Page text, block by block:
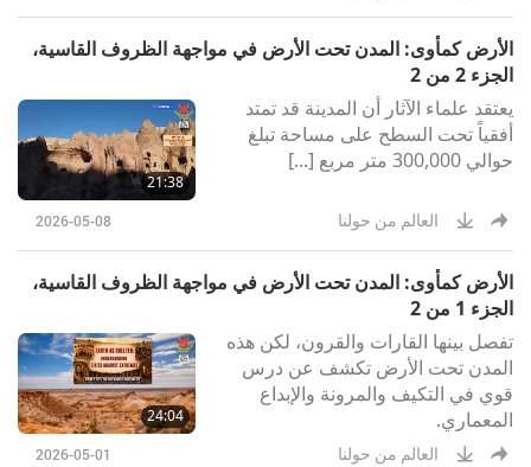
الأرض كمأوى: المدن تحت الأرض في مواجهة الظروف القاسية،
الجزء 2 من 2
21:38
يعتقد علماء الآثار أن المدينة قد تمتد
أفقياً تحت السطح على مساحة تبلغ
حوالي 300,000 متر مربع [...]
2026-05-08 العالم من حولنا
الأرض كمأوى: المدن تحت الأرض في مواجهة الظروف القاسية،
الجزء 1 من 2
24:04
تفصل بينها القارات والقرون، لكن هذه
المدن تحت الأرض تكشف عن درس
قوي في التكيف والمرونة والإبداع
المعماري.
2026-05-01 العالم من حولنا